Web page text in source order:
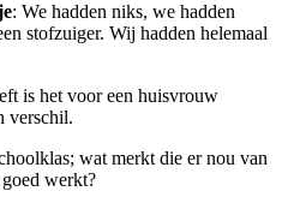
: We hadden niks, we hadden
stofzuiger. Wij hadden helemaal
is het voor een huisvrouw
verschil.
wat merkt die er nou van
werkt?